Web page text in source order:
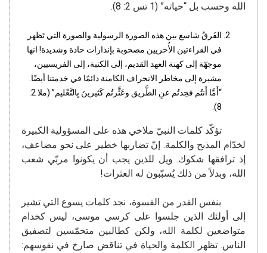
الله وحسب بل “حياته” (1 تس 2: 8).
الفَرقُ شاسع بين هذه الصورة الرسولية والصورة التي تَظهر
في القراءتين الأُخريين مصحوبة بإنذارات حادة وشديدة! انها
موجهّة إلى كهنة العهد القديم، إلى الكتبة، إلى الفريسيين،
مشيرة إلى مخاطر الانحراف الكامنة دائمًا في خدمتنا أيضًا.
“أَمَّا أَنتُم فحِدتُم عنِ الطَّريق وعَثَّرتُم كَثيرينَ بِالتَّعْليم” (ملا 2:
8).
تؤكّد كلمات النبيّ ملاخي هذه على المسؤولية الكبيرة
لخدّام المذبح والكلمة. إنّ تضاربها خطير على نحو مضاعف،
إذ ترافقها شكوك. ويل للذين يجب أن يكونوا مربّي شعب
الله، وبدلاً من ذلك يُسبّبون له العثرات!
بنفس القدر من القسوة، نجد كلمات يسوع التي تشير
إلى أولئك الذين جلسوا على كرسي موسى، ليس كخدام
متواضعين لكلمة الله، ولكن كطالبين متحمّسين لتصفيق
الناس. تظهر الكلمة والحياة في تناقض صارخ في نفوسهم: